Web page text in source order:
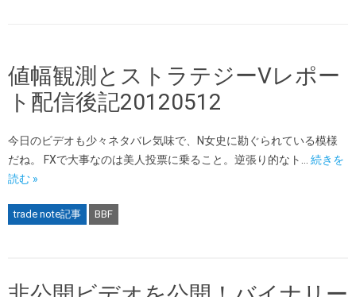
値幅観測とストラテジーVレポー
ト配信後記20120512
今日のビデオも少々ネタバレ気味で、N女史に勘ぐられている模様
だね。 FXで大事なのは美人投票に乗ること。逆張り的なト… 続きを
読む »
trade note記事 BBF